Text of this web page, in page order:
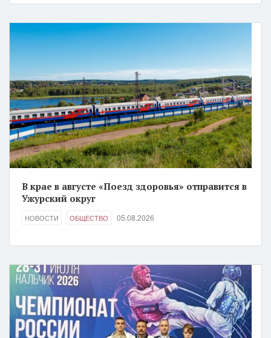
В крае в августе «Поезд здоровья» отправится в
Ужурский округ
НОВОСТИ ОБЩЕСТВО 05.08.2026